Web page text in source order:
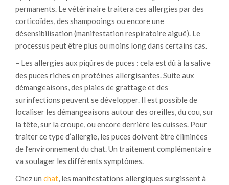
permanents. Le vétérinaire traitera ces allergies par des
corticoïdes, des shampooings ou encore une
désensibilisation (manifestation respiratoire aiguë). Le
processus peut être plus ou moins long dans certains cas.
– Les allergies aux piqûres de puces : cela est dû à la salive
des puces riches en protéines allergisantes. Suite aux
démangeaisons, des plaies de grattage et des
surinfections peuvent se développer. Il est possible de
localiser les démangeaisons autour des oreilles, du cou, sur
la tête, sur la croupe, ou encore derrière les cuisses. Pour
traiter ce type d’allergie, les puces doivent être éliminées
de l’environnement du chat. Un traitement complémentaire
va soulager les différents symptômes.
Chez un chat, les manifestations allergiques surgissent à